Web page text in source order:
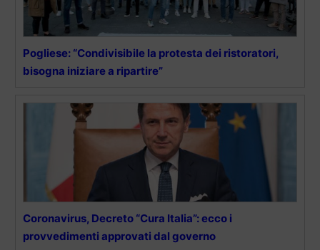
Pogliese: “Condivisibile la protesta dei ristoratori,
bisogna iniziare a ripartire”
Coronavirus, Decreto “Cura Italia”: ecco i
provvedimenti approvati dal governo